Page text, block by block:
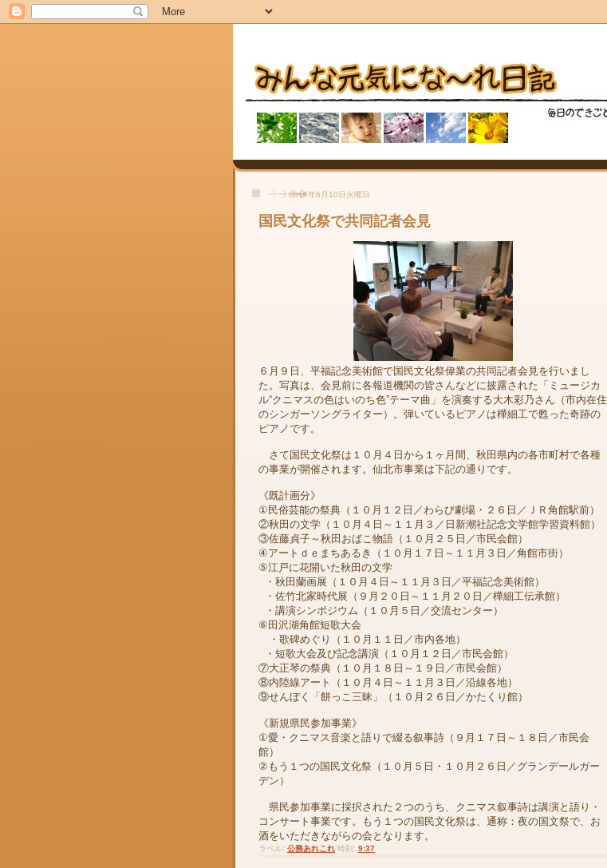
2014年6月10日火曜日
国民文化祭で共同記者会見
６月９日、平福記念美術館で国民文化祭偉業の共同記者会見を行いまし
た。写真は、会見前に各報道機関の皆さんなどに披露された「ミュージカ
ル“クニマスの色はいのち色”テーマ曲」を演奏する大木彩乃さん（市内在住
のシンガーソングライター）。弾いているピアノは樺細工で甦った奇跡の
ピアノです。
さて国民文化祭は１０月４日から１ヶ月間、秋田県内の各市町村で各種
の事業が開催されます。仙北市事業は下記の通りです。
《既計画分》
①民俗芸能の祭典（１０月１２日／わらび劇場・２６日／ＪＲ角館駅前）
②秋田の文学（１０月４日～１１月３／日新潮社記念文学館学習資料館）
③佐藤貞子～秋田おばこ物語（１０月２５日／市民会館）
④アートｄｅまちあるき（１０月１７日～１１月３日／角館市街）
⑤江戸に花開いた秋田の文学
・秋田蘭画展（１０月４日～１１月３日／平福記念美術館）
・佐竹北家時代展（９月２０日～１１月２０日／樺細工伝承館）
・講演シンポジウム（１０月５日／交流センター）
⑥田沢湖角館短歌大会
・歌碑めぐり（１０月１１日／市内各地）
・短歌大会及び記念講演（１０月１２日／市民会館）
⑦大正琴の祭典（１０月１８日～１９日／市民会館）
⑧内陸線アート（１０月４日～１１月３日／沿線各地）
⑨せんぼく「餅っこ三昧」（１０月２６日／かたくり館）
《新規県民参加事業》
①愛・クニマス音楽と語りで綴る叙事詩（９月１７日～１８日／市民会
館）
②もう１つの国民文化祭（１０月５日・１０月２６日／グランデールガー
デン）
県民参加事業に採択された２つのうち、クニマス叙事詩は講演と語り・
コンサート事業です。もう１つの国民文化祭は、通称：夜の国文祭で、お
酒をいただきながらの会となります。
ラベル: 公務あれこれ 時刻: 9:37